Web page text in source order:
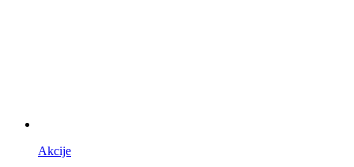
Akcije